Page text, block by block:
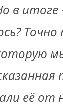
в
её от